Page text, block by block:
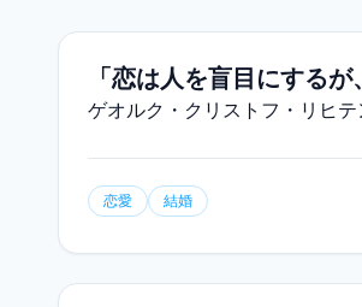
「恋は人を盲目にする
ゲオルク・クリストフ・リヒテ
恋愛 結婚